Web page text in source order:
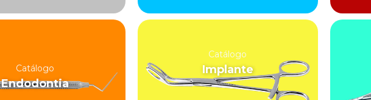
Catálogo
Endodontia
Catálogo
Implante